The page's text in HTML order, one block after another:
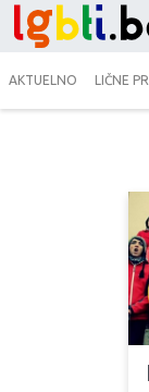
AKTUELNO LIČNE